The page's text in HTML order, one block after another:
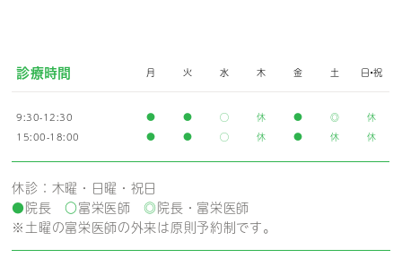
診療時間 月 火 水 木 金 土 日•祝
9:30-12:30 ● ● ◯ 休 ● ◎
休
15:00-18:00
● ● ◯ 休 ● 休 休
休診：木曜・日曜・祝日
●院長〇富栄医師◎院長・富栄医師
※土曜の富栄医師の外来は原則予約制です。